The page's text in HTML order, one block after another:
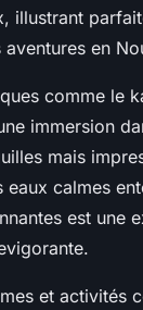
illustrant
en
comme le
immersion
mais
eaux calmes
est une
et activités